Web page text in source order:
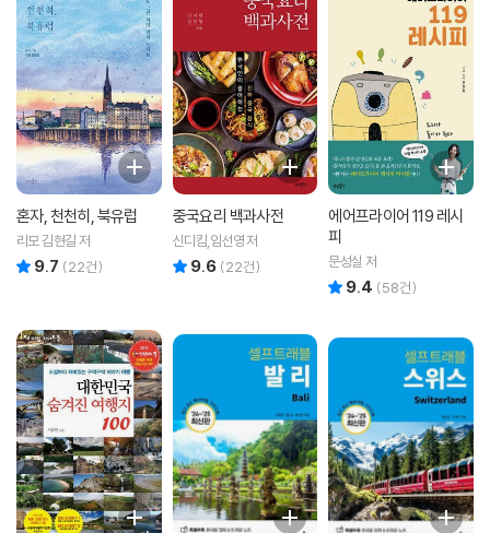
혼자, 천천히, 북유럽
리모 김현길 저
9.7 (22건)
중국요리 백과사전
신디킴,임선영 저
9.6 (22건)
에어프라이어 119 레시
피
문성실 저
9.4 (58건)